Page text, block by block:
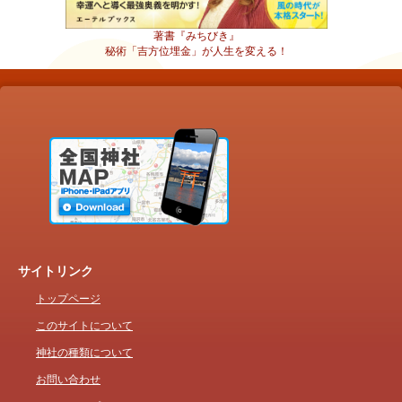
著書『みちびき』
秘術「吉方位埋金」が人生を変える！
サイトリンク
トップページ
このサイトについて
神社の種類について
お問い合わせ